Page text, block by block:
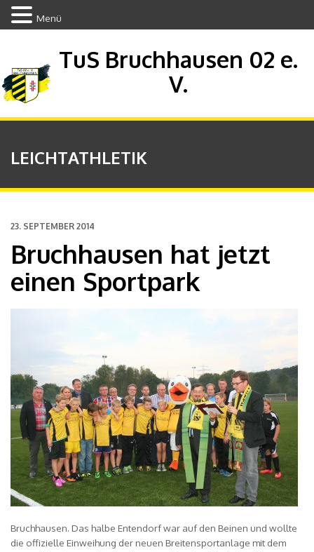
TuS Bruchhausen 02 e.
V.
LEICHTATHLETIK
23. SEPTEMBER 2014
Bruchhausen hat jetzt
einen Sportpark
Bruchhausen. Das halbe Entendorf war auf den Beinen und wollte
die offizielle Einweihung der neuen Breitensportanlage mit dem
Menü